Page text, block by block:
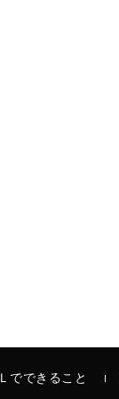
でできること